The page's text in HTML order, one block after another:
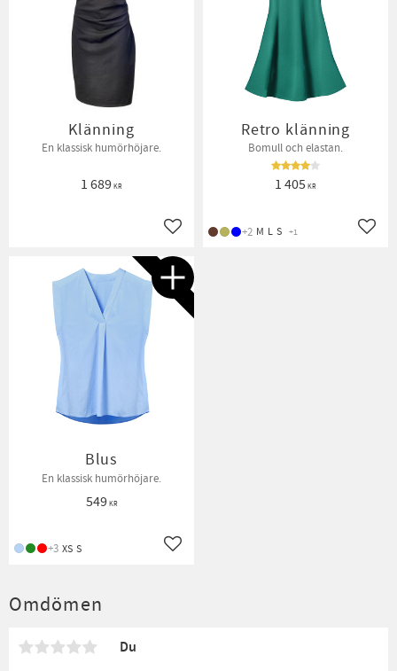
Omdömen
Du
Klänning
En klassisk humörhöjare.
1 689KR
Lägg till i favoriter
Retro klänning
Bomull och elastan.
1 405 KR
+2 M L S +1
Blus
En klassisk humörhöjare.
549KR
NYHET
Lägg till i favoriter
+3 XS S